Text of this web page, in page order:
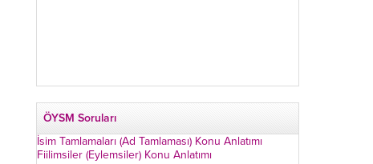
ÖYSM Soruları
İsim Tamlamaları (Ad Tamlaması) Konu Anlatımı
Fiilimsiler (Eylemsiler) Konu Anlatımı